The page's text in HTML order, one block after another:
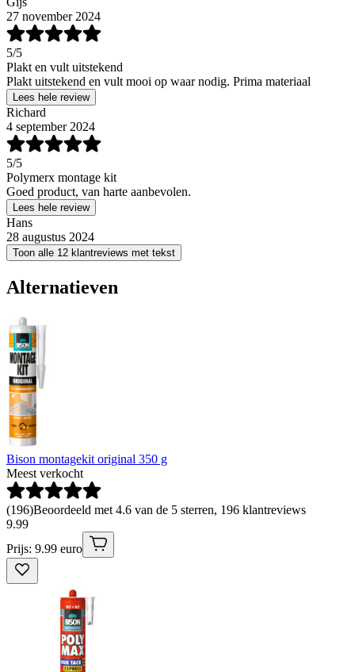
27 november 2024
5/5
Plakt en vult uitstekend
Plakt uitstekend en vult mooi op waar nodig. Prima materiaal
Lees hele review
Richard
4 september 2024
5/5
Polymerx montage kit
Goed product, van harte aanbevolen.
Lees hele review
Hans
28 augustus 2024
Toon alle 12 klantreviews met tekst
Alternatieven
Bison montagekit original 350 g
Meest verkocht
(196)Beoordeeld met 4.6 van de 5 sterren, 196 klantreviews
9.99
Prijs: 9.99 euro